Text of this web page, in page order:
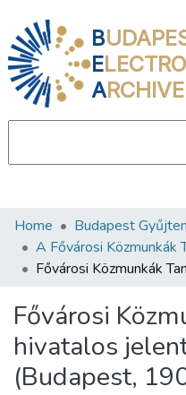
B
E
ARCHIVE
Communities &
All of DSpace
About us
Home Budapest
Fővárosi
hivatalos
(Budapest,